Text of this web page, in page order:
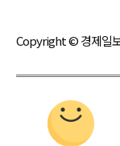
Copyright © 경제일